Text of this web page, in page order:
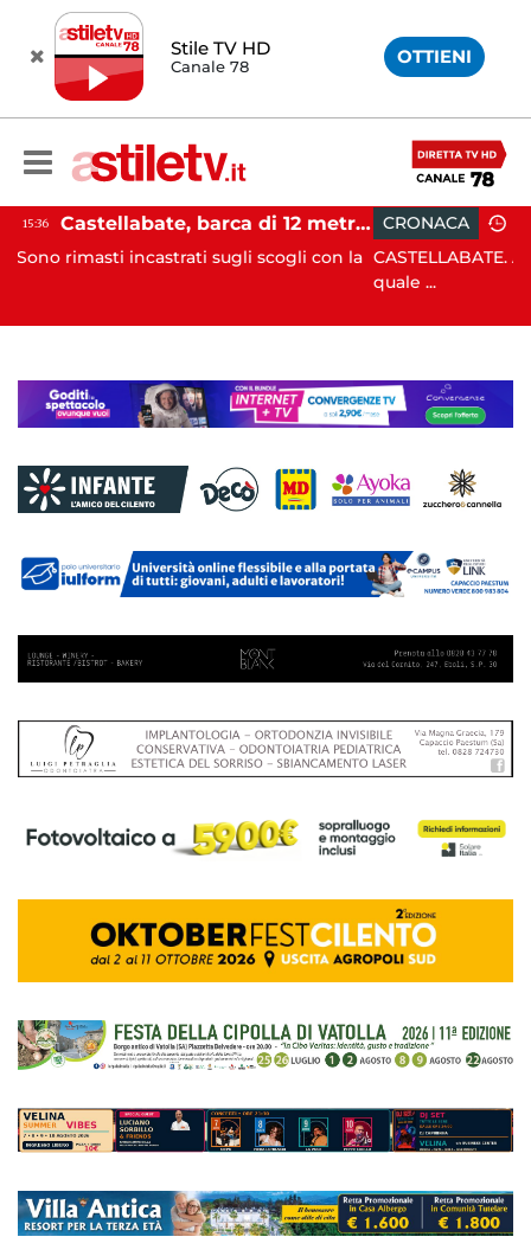
Stile TV HD
Canale 78 OTTIENI
Castellabate, barca di 12 metri resta incastrata sugli scogli: salvate 9 persone
sugli scogli con la
CRONACA 15:19
CASTELLABATE. Agente